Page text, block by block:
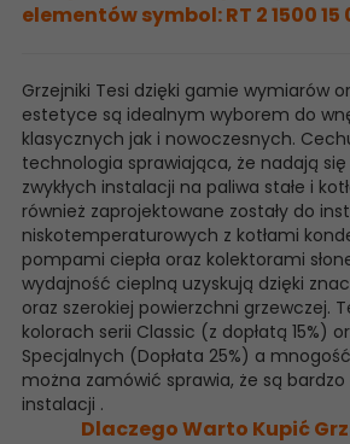
elementów symbol: RT 2 1500 15
Grzejniki Tesi dzięki gamie wymiarów
estetyce są idealnym wyborem do
klasycznych jak i nowoczesnych.
technologia sprawiająca, że nadają
zwykłych instalacji na paliwa stałe i
również zaprojektowane zostały do
niskotemperaturowych z kotłami
pompami ciepła oraz kolektorami
wydajność cieplną uzyskują dzięki
oraz szerokiej powierzchni grzewczej.
kolorach serii Classic (z dopłatą 15%)
Specjalnych (Dopłata 25%) a
można zamówić sprawia, że są
instalacji .
Dlaczego Warto Kupić